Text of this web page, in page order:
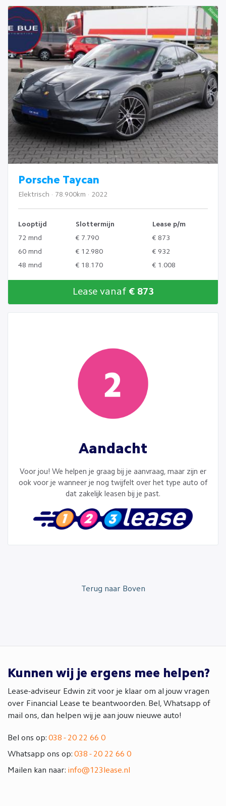
Porsche Taycan
Elektrisch · 78.900km · 2022
Looptijd Slottermijn
Lease p/m
72 mnd
€ 7.790
€ 873
60 mnd
€ 12.980
€ 932
48 mnd
€ 18.170 € 1.008
Lease vanaf € 873
Aandacht
Voor jou! We helpen je graag bij je aanvraag, maar zijn er
ook voor je wanneer je nog twijfelt over het type auto of
dat zakelijk leasen bij je past.
Terug naar Boven
Kunnen wij je ergens mee helpen?
Lease-adviseur Edwin zit voor je klaar om al jouw vragen
over Financial Lease te beantwoorden. Bel, Whatsapp of
mail ons, dan helpen wij je aan jouw nieuwe auto!
Bel ons op: 038 - 20 22 66 0
Whatsapp ons op: 038 - 20 22 66 0
Mailen kan naar: info@123lease.nl